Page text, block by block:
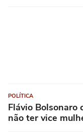
POLÍTICA
Flávio Bolsonaro
não ter vice